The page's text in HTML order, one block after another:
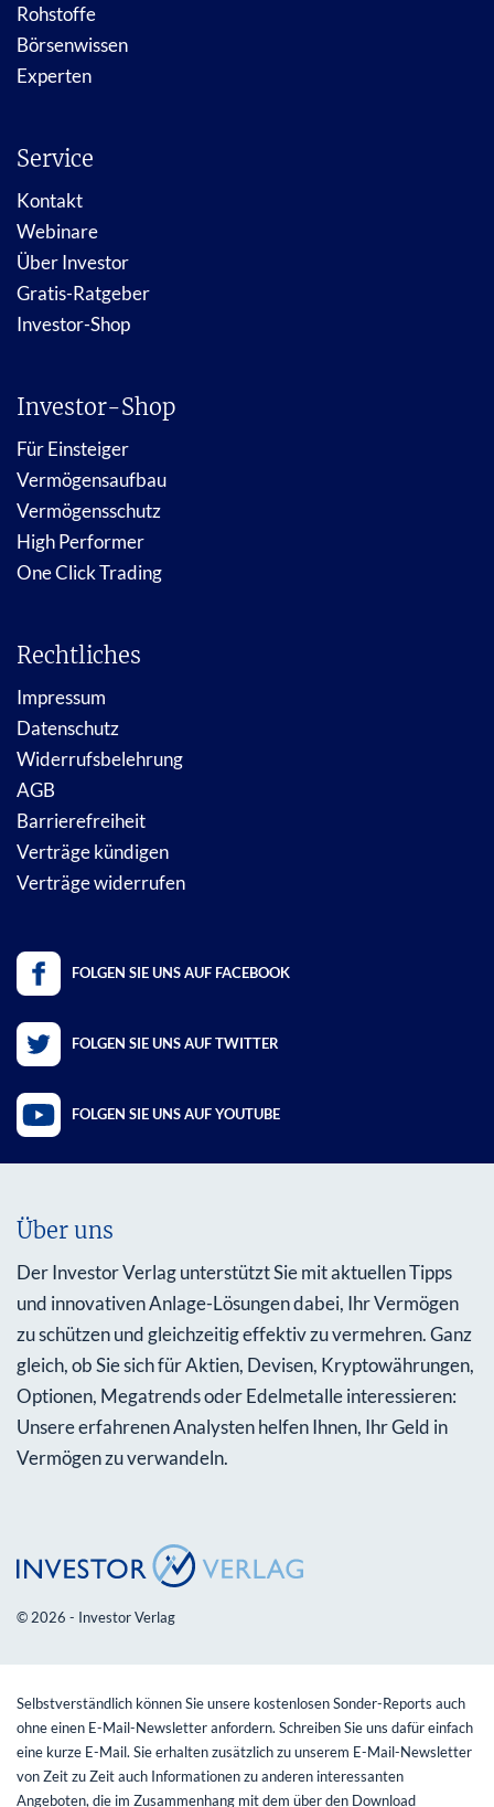
Rohstoffe
Börsenwissen
Experten
Service
Kontakt
Webinare
Über Investor
Gratis-Ratgeber
Investor-Shop
Investor-Shop
Für Einsteiger
Vermögensaufbau
Vermögensschutz
High Performer
One Click Trading
Rechtliches
Impressum
Datenschutz
Widerrufsbelehrung
AGB
Barrierefreiheit
Verträge kündigen
Verträge widerrufen
FOLGEN SIE UNS AUF FACEBOOK
FOLGEN SIE UNS AUF TWITTER
FOLGEN SIE UNS AUF YOUTUBE
Über uns
Der Investor Verlag unterstützt Sie mit aktuellen Tipps
und innovativen Anlage-Lösungen dabei, Ihr Vermögen
zu schützen und gleichzeitig effektiv zu vermehren. Ganz
gleich, ob Sie sich für Aktien, Devisen, Kryptowährungen,
Optionen, Megatrends oder Edelmetalle interessieren:
Unsere erfahrenen Analysten helfen Ihnen, Ihr Geld in
Vermögen zu verwandeln.
© 2026 - Investor Verlag
Selbstverständlich können Sie unsere kostenlosen Sonder-Reports auch
ohne einen E-Mail-Newsletter anfordern. Schreiben Sie uns dafür einfach
eine kurze E-Mail. Sie erhalten zusätzlich zu unserem E-Mail-Newsletter
von Zeit zu Zeit auch Informationen zu anderen interessanten
Angeboten, die im Zusammenhang mit dem über den Download